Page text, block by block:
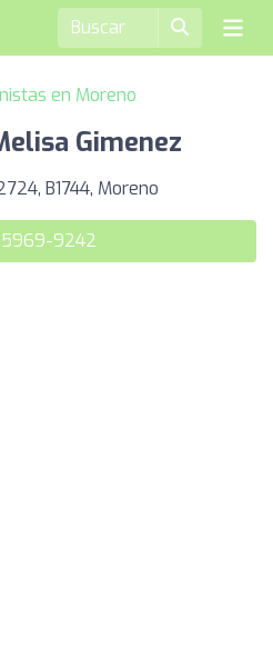
en Moreno
Gimenez
B1744, Moreno
5969-9242